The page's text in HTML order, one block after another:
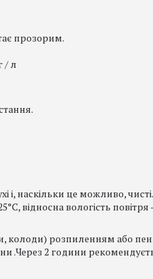
прозорим.
/ л
і, наскільки це можливо, чисті.
відносна вологість
колоди) розпиленням або
.Через 2 години